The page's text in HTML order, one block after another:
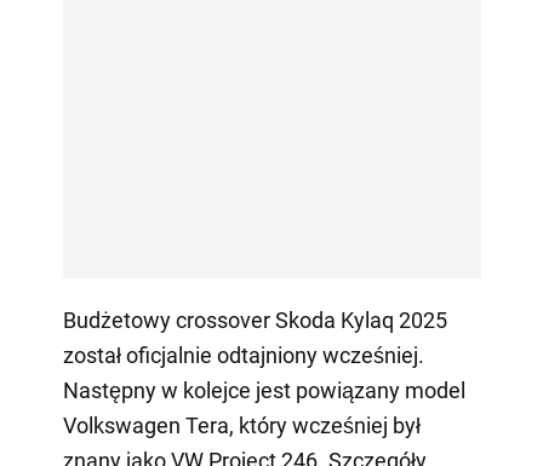
Budżetowy crossover Skoda Kylaq 2025
został oficjalnie odtajniony wcześniej.
Następny w kolejce jest powiązany model
Volkswagen Tera, który wcześniej był